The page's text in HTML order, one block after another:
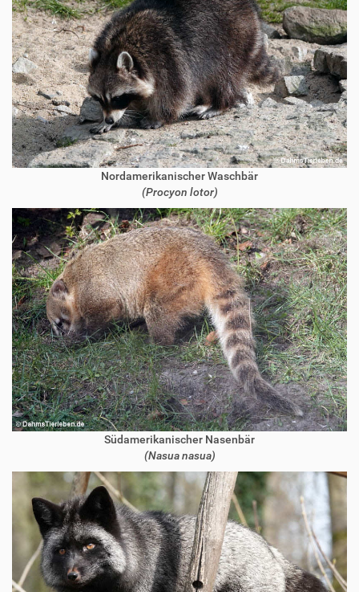
Nordamerikanischer Waschbär
(Procyon lotor)
Südamerikanischer Nasenbär
(Nasua nasua)